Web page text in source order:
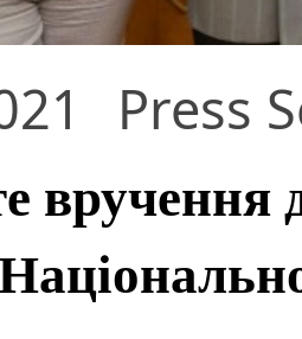
Press